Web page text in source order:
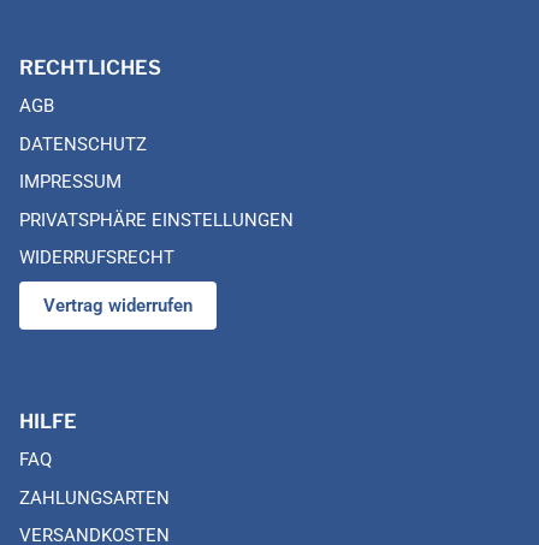
RECHTLICHES
AGB
DATENSCHUTZ
IMPRESSUM
PRIVATSPHÄRE EINSTELLUNGEN
WIDERRUFSRECHT
Vertrag widerrufen
HILFE
FAQ
ZAHLUNGSARTEN
VERSANDKOSTEN